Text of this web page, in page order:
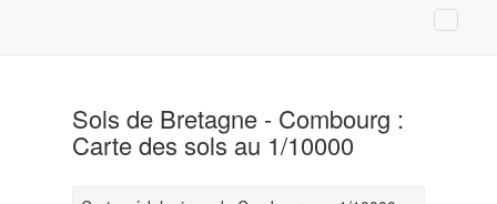
Sols de Bretagne - Combourg :
Carte des sols au 1/10000